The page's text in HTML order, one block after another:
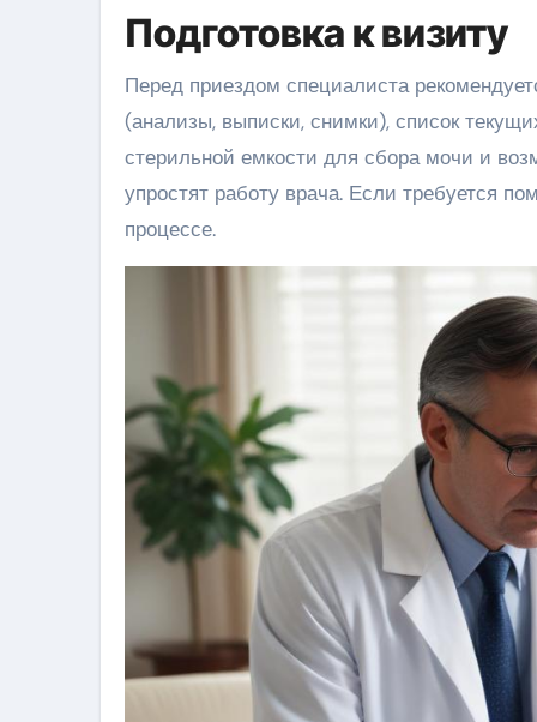
Подготовка к визиту
Перед приездом специалиста
(анализы, выписки, снимки), список
стерильной емкости для сбора мочи и
упростят работу врача. Если требуется
процессе.